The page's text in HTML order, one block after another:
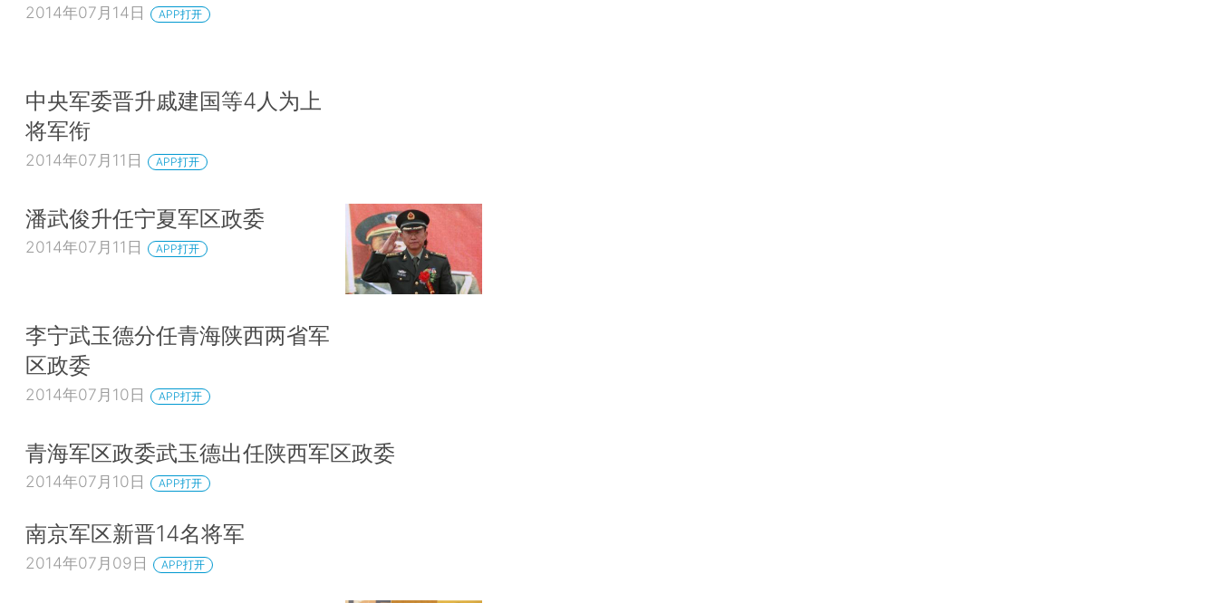
2014年07月14日 APP打开
中央军委晋升戚建国等4人为上
将军衔
2014年07月11日 APP打开
潘武俊升任宁夏军区政委
2014年07月11日 APP打开
李宁武玉德分任青海陕西两省军
区政委
2014年07月10日 APP打开
青海军区政委武玉德出任陕西军区政委
2014年07月10日 APP打开
南京军区新晋14名将军
2014年07月09日 APP打开